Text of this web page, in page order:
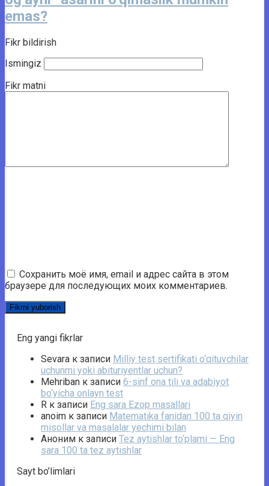
emas?
Fikr bildirish
Ismingiz
Fikr matni
Сохранить моё имя, email и адрес сайта в этом
браузере для последующих моих комментариев.
Eng yangi fikrlar
Sevara к записи Milliy test sertifikati o‘qituvchilar
uchunmi yoki abituriyentlar uchun?
Mehriban к записи 6-sinf ona tili va adabiyot
bo‘yicha onlayn test
R к записи Eng sara Ezop masallari
anoim к записи Matematika fanidan 100 ta qiyin
misollar va masalalar yechimi bilan
Аноним к записи Tez aytishlar to‘plami — Eng
sara 100 ta tez aytishlar
Sayt bo’limlari